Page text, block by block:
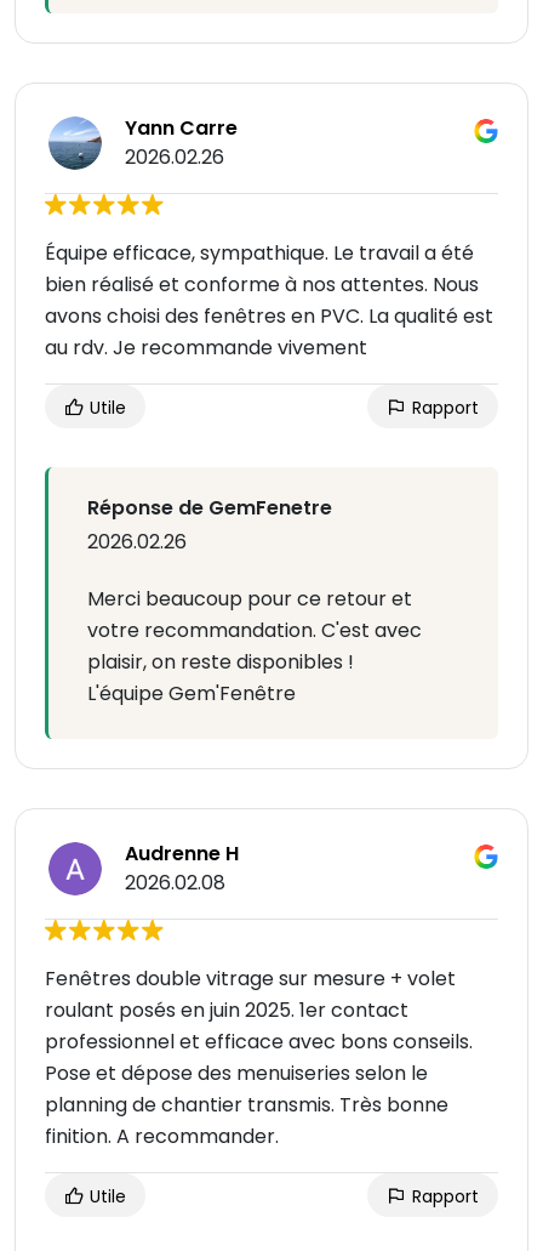
Yann Carre
2026.02.26
Équipe efficace, sympathique. Le travail a été
bien réalisé et conforme à nos attentes. Nous
avons choisi des fenêtres en PVC. La qualité est
au rdv. Je recommande vivement
Utile Rapport
Réponse de GemFenetre
2026.02.26
Merci beaucoup pour ce retour et
votre recommandation. C'est avec
plaisir, on reste disponibles !
L'équipe Gem'Fenêtre
Audrenne H
2026.02.08
Fenêtres double vitrage sur mesure + volet
roulant posés en juin 2025. 1er contact
professionnel et efficace avec bons conseils.
Pose et dépose des menuiseries selon le
planning de chantier transmis. Très bonne
finition. A recommander.
Utile Rapport